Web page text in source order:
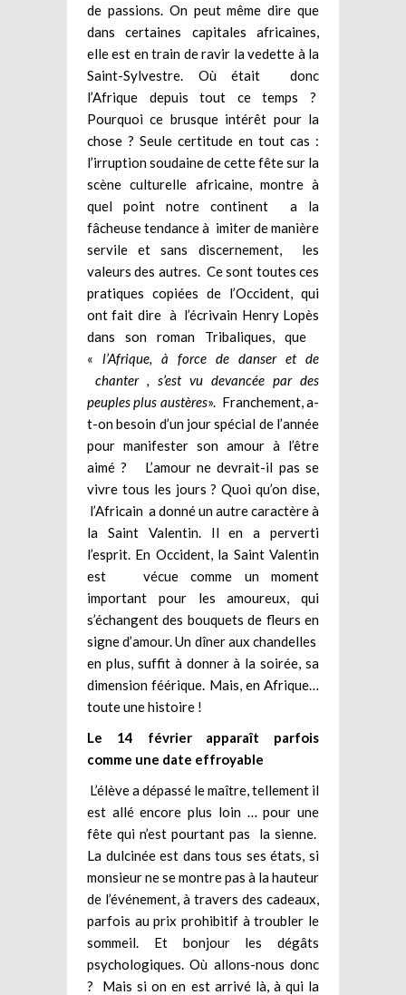
de passions. On peut même dire que
dans certaines capitales africaines,
elle est en train de ravir la vedette à la
Saint-Sylvestre. Où était donc
l’Afrique depuis tout ce temps ?
Pourquoi ce brusque intérêt pour la
chose ? Seule certitude en tout cas :
l’irruption soudaine de cette fête sur la
scène culturelle africaine, montre à
quel point notre continent a la
fâcheuse tendance à imiter de manière
servile et sans discernement, les
valeurs des autres. Ce sont toutes ces
pratiques copiées de l’Occident, qui
ont fait dire à l’écrivain Henry Lopès
dans son roman Tribaliques, que
« l’Afrique, à force de danser et de
chanter , s’est vu devancée par des
peuples plus austères». Franchement, a-
t-on besoin d’un jour spécial de l’année
pour manifester son amour à l’être
aimé ? L’amour ne devrait-il pas se
vivre tous les jours ? Quoi qu’on dise,
l’Africain a donné un autre caractère à
la Saint Valentin. Il en a perverti
l’esprit. En Occident, la Saint Valentin
est vécue comme un moment
important pour les amoureux, qui
s’échangent des bouquets de fleurs en
signe d’amour. Un dîner aux chandelles
en plus, suffit à donner à la soirée, sa
dimension féérique. Mais, en Afrique…
toute une histoire !
Le 14 février apparaît parfois
comme une date effroyable
L’élève a dépassé le maître, tellement il
est allé encore plus loin … pour une
fête qui n’est pourtant pas la sienne.
La dulcinée est dans tous ses états, si
monsieur ne se montre pas à la hauteur
de l’événement, à travers des cadeaux,
parfois au prix prohibitif à troubler le
sommeil. Et bonjour les dégâts
psychologiques. Où allons-nous donc
? Mais si on en est arrivé là, à qui la